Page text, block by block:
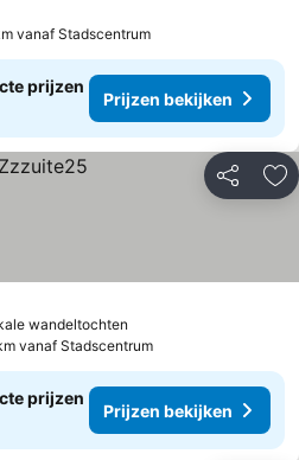
vanaf Stadscentrum
prijzen
Prijzen bekijken
Delen
wandeltochten
vanaf Stadscentrum
prijzen
Prijzen bekijken